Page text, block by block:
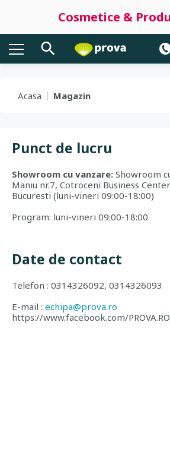
Cosmetice &
Acasa Magazin
Punct de lucru
Showroom cu vanzare: Showroom
Maniu nr.7, Cotroceni Business
Bucuresti (luni-vineri 09:00-18:00)
Program: luni-vineri 09:00-18:00
Date de contact
Telefon : 0314326092, 0314326093
E-mail : echipa@prova.ro
https://www.facebook.com/